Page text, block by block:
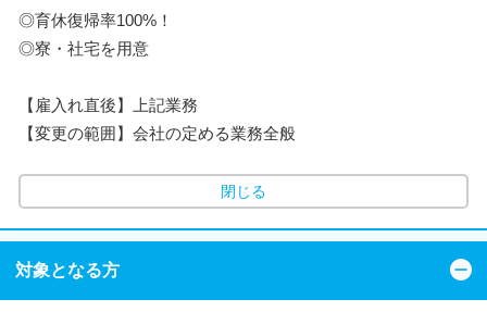
◎育休復帰率100%！
◎寮・社宅を用意
【雇入れ直後】上記業務
【変更の範囲】会社の定める業務全般
閉じる
対象となる方